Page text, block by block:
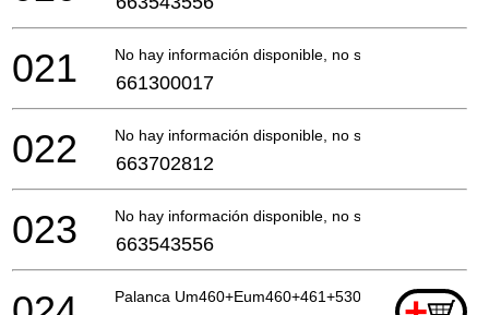
No hay información disponible, no se puede pedir
021 661300017
No hay información disponible, no se puede pedir
022 663702812
No hay información disponible, no se puede pedir
023 663543556
Palanca Um460+Eum460+461+530 *